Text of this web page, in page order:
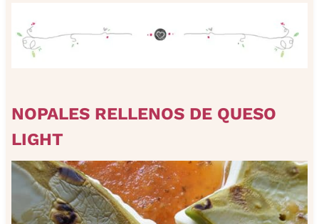
NOPALES RELLENOS DE QUESO
LIGHT